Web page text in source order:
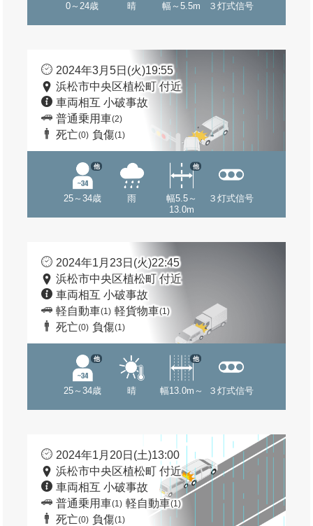
0～24歳 晴 幅～5.5m ３灯式信号
2024年3月5日(火)19:55
浜松市中央区植松町 付近
車両相互 小破事故
普通乗用車(2)
死亡(0) 負傷(1)
25～34歳
他
雨
幅5.5～
13.0m
他
３灯式信号
2024年1月23日(火)22:45
浜松市中央区植松町 付近
車両相互 小破事故
軽自動車(1) 軽貨物車(1)
死亡(0) 負傷(1)
25～34歳
他
晴 幅13.0m～
他
３灯式信号
2024年1月20日(土)13:00
浜松市中央区植松町 付近
車両相互 小破事故
普通乗用車(1) 軽自動車(1)
死亡(0) 負傷(1)